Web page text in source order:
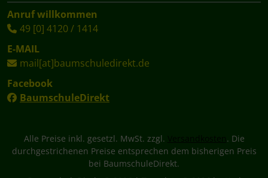
Anruf willkommen
49 [0] 4120 / 1414
E-MAIL
mail[at]baumschuledirekt.de
Facebook
BaumschuleDirekt
Alle Preise inkl. gesetzl. MwSt. zzgl. Versandkosten. Die
durchgestrichenen Preise entsprechen dem bisherigen Preis
bei BaumschuleDirekt.